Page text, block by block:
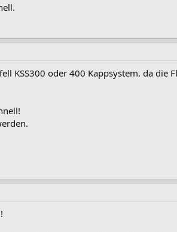
KSS300 oder 400 Kappsystem. da die